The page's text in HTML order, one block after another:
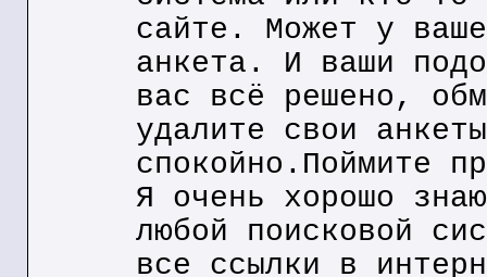
сайте. Может у
анкета. И ваши
вас всё решено,
удалите свои
спокойно.Поймите
Я очень хорошо
любой поисковой
все ссылки в